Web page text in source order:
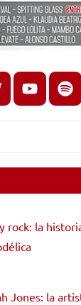
youtube
rock: la
Jones: la